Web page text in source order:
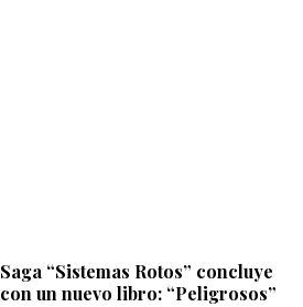
Saga “Sistemas Rotos” concluye
con un nuevo libro: “Peligrosos”